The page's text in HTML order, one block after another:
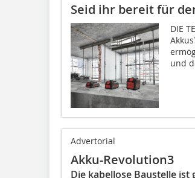
Seid ihr bereit für
DIE
und
Advertorial
Akku-Revolution3
Die kabellose Baustelle ist